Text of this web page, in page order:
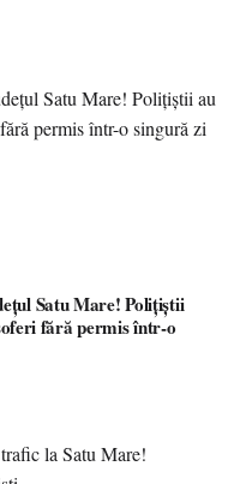
Satu Mare! Polițiștii
fără permis într-o